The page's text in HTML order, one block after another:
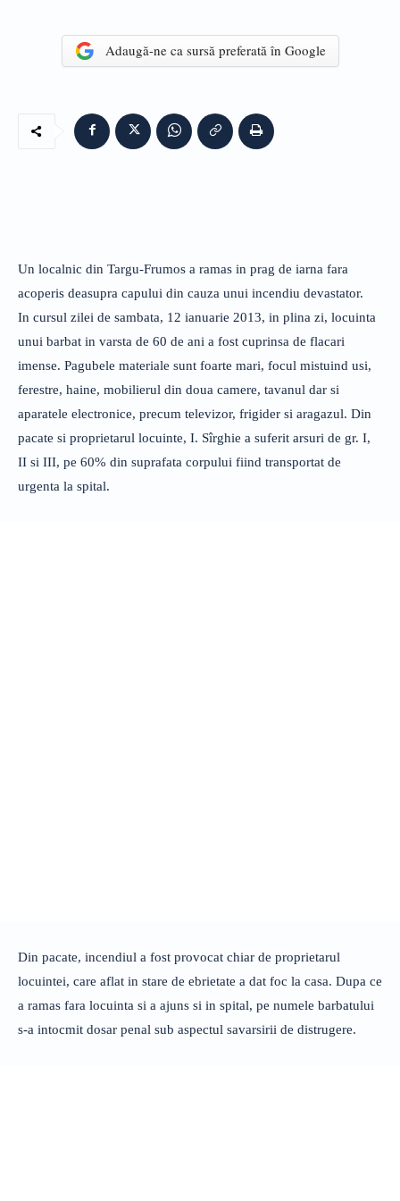
Adaugă-ne ca sursă preferată în Google
Un localnic din Targu-Frumos a ramas in prag de iarna fara
acoperis deasupra capului din cauza unui incendiu devastator.
In cursul zilei de sambata, 12 ianuarie 2013, in plina zi, locuinta
unui barbat in varsta de 60 de ani a fost cuprinsa de flacari
imense. Pagubele materiale sunt foarte mari, focul mistuind usi,
ferestre, haine, mobilierul din doua camere, tavanul dar si
aparatele electronice, precum televizor, frigider si aragazul. Din
pacate si proprietarul locuinte, I. Sîrghie a suferit arsuri de gr. I,
II si III, pe 60% din suprafata corpului fiind transportat de
urgenta la spital.
Din pacate, incendiul a fost provocat chiar de proprietarul
locuintei, care aflat in stare de ebrietate a dat foc la casa. Dupa ce
a ramas fara locuinta si a ajuns si in spital, pe numele barbatului
s-a intocmit dosar penal sub aspectul savarsirii de distrugere.